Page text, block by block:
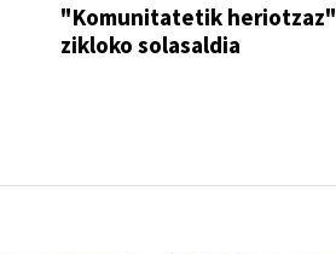
"Komunitatetik heriotzaz"
zikloko solasaldia